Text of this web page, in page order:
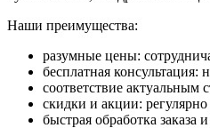
Наши преимущества:
разумные цены:
бесплатная
соответствие актуальным
скидки и акции:
быстрая обработка